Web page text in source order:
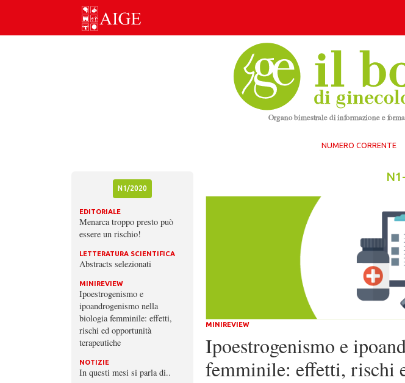
Skip
NUMERO CORRENTE
N1/2020
EDITORIALE
Menarca troppo presto può
essere un rischio!
LETTERATURA SCIENTIFICA
Abstracts selezionati
MINIREVIEW
Ipoestrogenismo e
ipoandrogenismo nella
biologia femminile: effetti,
rischi ed opportunità
terapeutiche
NOTIZIE
In questi mesi si parla di..
MINIREVIEW
Ipoestrogenismo e
femminile: effetti, rischi